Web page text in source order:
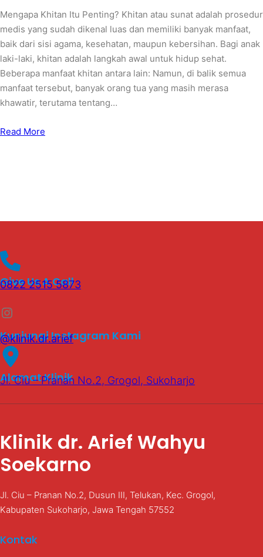
Mengapa Khitan Itu Penting? Khitan atau sunat adalah prosedur
medis yang sudah dikenal luas dan memiliki banyak manfaat,
baik dari sisi agama, kesehatan, maupun kebersihan. Bagi anak
laki-laki, khitan adalah langkah awal untuk hidup sehat.
Beberapa manfaat khitan antara lain: Namun, di balik semua
manfaat tersebut, banyak orang tua yang masih merasa
khawatir, terutama tentang…
Read More
Give Us A Call
0822 2515 5873
Instagram
Kunjungi Instagram Kami
@klinik.dr.arief
Alamat Klinik
Jl. Ciu – Pranan No.2, Grogol, Sukoharjo
Klinik dr. Arief Wahyu
Soekarno
Jl. Ciu – Pranan No.2, Dusun III, Telukan, Kec. Grogol,
Kabupaten Sukoharjo, Jawa Tengah 57552
Kontak